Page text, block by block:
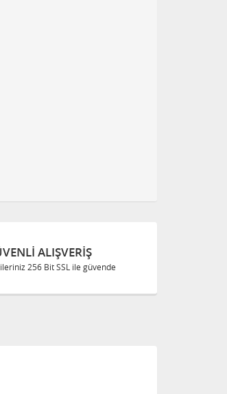
ALIŞVERIŞ
256 Bit SSL ile güvende